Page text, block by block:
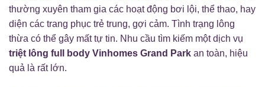
thường xuyên tham gia các hoạt động bơi lội, thể thao, hay
diện các trang phục trẻ trung, gợi cảm. Tình trạng lông
thừa có thể gây mất tự tin. Nhu cầu tìm kiếm một dịch vụ
triệt lông full body Vinhomes Grand Park an toàn, hiệu
quả là rất lớn.